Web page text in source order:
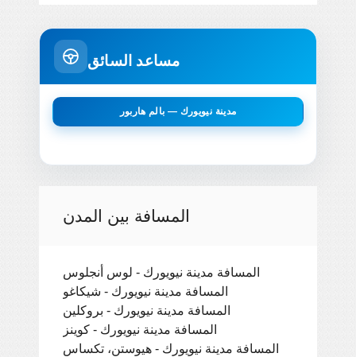
مساعد السائق
مدينة نيويورك — بالم هاربور
المسافة بين المدن
المسافة مدينة نيويورك - لوس أنجلوس
المسافة مدينة نيويورك - شيكاغو
المسافة مدينة نيويورك - بروكلين
المسافة مدينة نيويورك - كوينز
المسافة مدينة نيويورك - هيوستن، تكساس